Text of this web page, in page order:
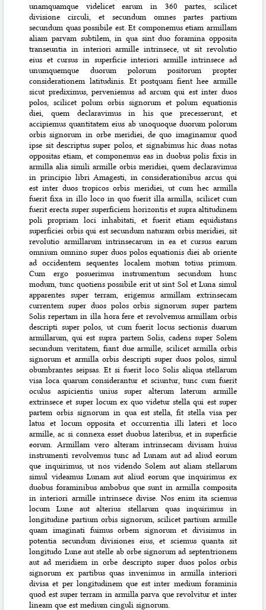
unamquamque videlicet earum in 360 partes, scilicet
divisione circuli, et secundum omnes partes partium
secundum quas possibile est. Et componemus etiam armillam
aliam parvam subtilem, in qua sint duo foramina opposita
transeuntia in interiori armille intrinsece, ut sit revolutio
eius et cursus in superficie interiori armille intrinsece ad
unumquemque duorum polorum positorum propter
considerationem latitudinis. Et postquam fient hee armille
sicut prediximus, perveniemus ad arcum qui est inter duos
polos, scilicet polum orbis signorum et polum equationis
diei, quem declaravimus in his que precesserunt, et
accipiemus quantitatem eius ab unoquoque duorum polorum
orbis signorum in orbe meridiei, de quo imaginamur quod
ipse sit descriptus super polos, et signabimus hic duas notas
oppositas etiam, et componemus eas in duobus polis fixis in
armilla alia simili armille orbis meridiei, quem declaravimus
in principio libri Amagesti, in considerationibus arcus qui
est inter duos tropicos orbis meridiei, ut cum hec armilla
fuerit fixa in illo loco in quo fuerit illa armilla, scilicet cum
fuerit erecta super superficiem horizontis et supra altitudinem
poli propriam loci inhabitati, et fuerit etiam equidistans
superficiei orbis qui est secundum naturam orbis meridiei, sit
revolutio armillarum intrinsecarum in ea et cursus earum
omnium omnino super duos polos equationis diei ab oriente
ad occidentem sequentes localem motum totius primum.
Cum ergo posuerimus instrumentum secundum hunc
modum, tunc quotiens possibile erit ut sint Sol et Luna simul
apparentes super terram, erigemus armillam extrinsecam
currentem super duos polos orbis signorum super partem
Solis repertam in illa hora fere et revolvemus armillam orbis
descripti super polos, ut cum fuerit locus sectionis duarum
armillarum, qui est supra partem Solis, cadens super Solem
secundum veritatem, fiant due armille, scilicet armilla orbis
signorum et armilla orbis descripti super duos polos, simul
obumbrantes seipsas. Et si fuerit loco Solis aliqua stellarum
visa loca quarum considerantur et sciuntur, tunc cum fuerit
oculus aspicientis unius super alterum laterum armille
extrinsece et super locum ex quo videtur stella qui est super
partem orbis signorum in qua est stella, fit stella visa per
latus et locum opposita et occurrentia illi lateri et loco
armille, ac si connexa esset duobus lateribus, et in superficie
eorum. Armillam vero alteram intrinsecam divisam huius
instrumenti revolvemus tunc ad Lunam aut ad aliud eorum
que inquirimus, ut nos videndo Solem aut aliam stellarum
simul videamus Lunam aut aliud eorum que inquirimus ex
duobus foraminibus ambobus que sunt in armilla composita
in interiori armille intrinsece divise. Nos enim ita sciemus
locum Lune aut alterius stellarum quas inquirimus in
longitudine partium orbis signorum, scilicet partium armille
quam imaginati fuimus orbem signorum et divisimus in
potentia secundum divisiones eius, et sciemus quanta sit
longitudo Lune aut stelle ab orbe signorum ad septentrionem
aut ad meridiem in orbe descripto super duos polos orbis
signorum ex partibus quas invenimus in armilla interiori
divisa et per longitudinem que est inter medium foraminis
quod est super terram in armilla parva que revolvitur et inter
lineam que est medium cinguli signorum.